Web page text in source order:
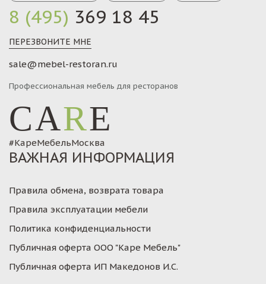
8 (495) 369 18 45
ПЕРЕЗВОНИТЕ МНЕ
sale@mebel-restoran.ru
Профессиональная мебель для ресторанов
CARE
#КареМебельМосква
ВАЖНАЯ ИНФОРМАЦИЯ
Правила обмена, возврата товара
Правила эксплуатации мебели
Политика конфиденциальности
Публичная оферта ООО "Каре Мебель"
Публичная оферта ИП Македонов И.С.